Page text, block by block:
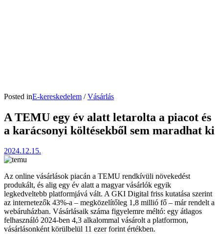
Posted inE-kereskedelem /Vásárlás
A TEMU egy év alatt letarolta a piacot és
a karácsonyi költésekből sem maradhat ki
2024.12.15.
Az online vásárlások piacán a TEMU rendkívüli növekedést
produkált, és alig egy év alatt a magyar vásárlók egyik
legkedveltebb platformjává vált. A GKI Digital friss kutatása szerint
az internetezők 43%-a – megközelítőleg 1,8 millió fő – már rendelt a
webáruházban. Vásárlásaik száma figyelemre méltó: egy átlagos
felhasználó 2024-ben 4,3 alkalommal vásárolt a platformon,
vásárlásonként körülbelül 11 ezer forint értékben.